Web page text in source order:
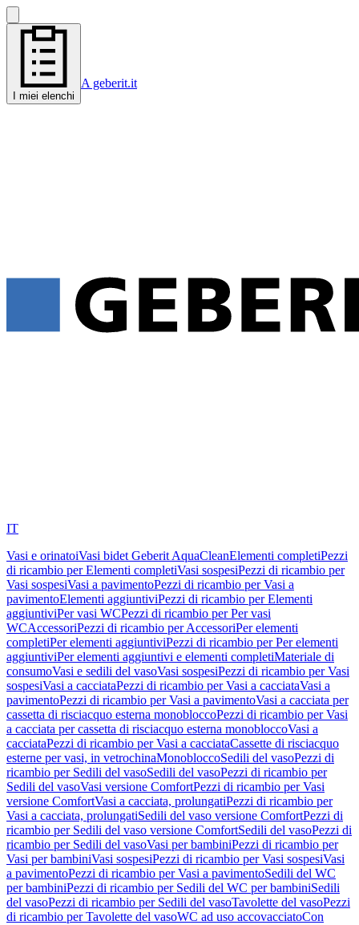
I miei elenchi
A geberit.it
IT
Vasi e orinatoiVasi bidet Geberit AquaCleanElementi completiPezzi
di ricambio per Elementi completiVasi sospesiPezzi di ricambio per
Vasi sospesiVasi a pavimentoPezzi di ricambio per Vasi a
pavimentoElementi aggiuntiviPezzi di ricambio per Elementi
aggiuntiviPer vasi WCPezzi di ricambio per Per vasi
WCAccessoriPezzi di ricambio per AccessoriPer elementi
completiPer elementi aggiuntiviPezzi di ricambio per Per elementi
aggiuntiviPer elementi aggiuntivi e elementi completiMateriale di
consumoVasi e sedili del vasoVasi sospesiPezzi di ricambio per Vasi
sospesiVasi a cacciataPezzi di ricambio per Vasi a cacciataVasi a
pavimentoPezzi di ricambio per Vasi a pavimentoVasi a cacciata per
cassetta di risciacquo esterna monobloccoPezzi di ricambio per Vasi
a cacciata per cassetta di risciacquo esterna monobloccoVasi a
cacciataPezzi di ricambio per Vasi a cacciataCassette di risciacquo
esterne per vasi, in vetrochinaMonobloccoSedili del vasoPezzi di
ricambio per Sedili del vasoSedili del vasoPezzi di ricambio per
Sedili del vasoVasi versione ComfortPezzi di ricambio per Vasi
versione ComfortVasi a cacciata, prolungatiPezzi di ricambio per
Vasi a cacciata, prolungatiSedili del vaso versione ComfortPezzi di
ricambio per Sedili del vaso versione ComfortSedili del vasoPezzi di
ricambio per Sedili del vasoVasi per bambiniPezzi di ricambio per
Vasi per bambiniVasi sospesiPezzi di ricambio per Vasi sospesiVasi
a pavimentoPezzi di ricambio per Vasi a pavimentoSedili del WC
per bambiniPezzi di ricambio per Sedili del WC per bambiniSedili
del vasoPezzi di ricambio per Sedili del vasoTavolette del vasoPezzi
di ricambio per Tavolette del vasoWC ad uso accovacciatoCon